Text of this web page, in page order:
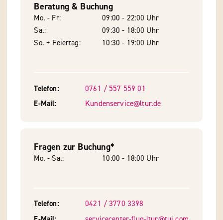
Beratung & Buchung
Mo. - Fr
09:00 - 22:00 Uhr
Sa.
09:30 - 18:00 Uhr
So. + Feiertag
10:30 - 19:00 Uhr
Telefon
0761 / 557 559 01
E-Mail
Kundenservice@ltur.de
Fragen zur Buchung*
Mo. - Sa. 10:00 - 18:00 Uhr
Telefon
0421 / 3770 3398